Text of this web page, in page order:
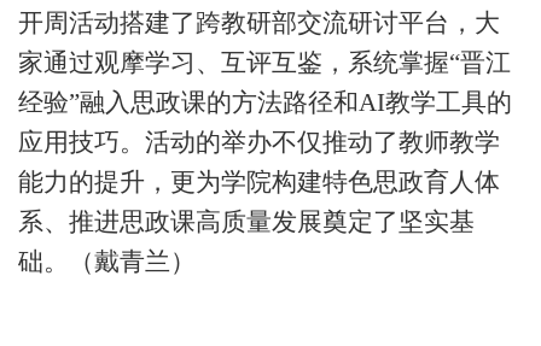
开周活动搭建了跨教研部交流研讨平台，大
家通过观摩学习、互评互鉴，系统掌握“晋江
经验”融入思政课的方法路径和AI教学工具的
应用技巧。活动的举办不仅推动了教师教学
能力的提升，更为学院构建特色思政育人体
系、推进思政课高质量发展奠定了坚实基
础。（戴青兰）